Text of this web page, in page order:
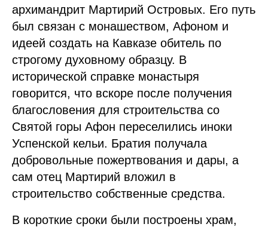
архимандрит Мартирий Островых. Его путь
был связан с монашеством, Афоном и
идеей создать на Кавказе обитель по
строгому духовному образцу. В
исторической справке монастыря
говорится, что вскоре после получения
благословения для строительства со
Святой горы Афон переселились иноки
Успенской кельи. Братия получала
добровольные пожертвования и дары, а
сам отец Мартирий вложил в
строительство собственные средства.
В короткие сроки были построены храм,